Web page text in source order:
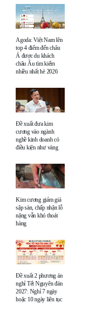
Agoda: Việt Nam lên
top 4 điểm đến châu
Á được du khách
châu Âu tìm kiếm
nhiều nhất hè 2026
Đề xuất đưa kim
cương vào ngành
nghề kinh doanh có
điều kiện như vàng
Kim cương giảm giá
sập sàn, chấp nhận lỗ
nặng vẫn khó thoát
hàng
Đề xuất 2 phương án
nghỉ Tết Nguyên đán
2027: Nghỉ 7 ngày
hoặc 10 ngày liên tục